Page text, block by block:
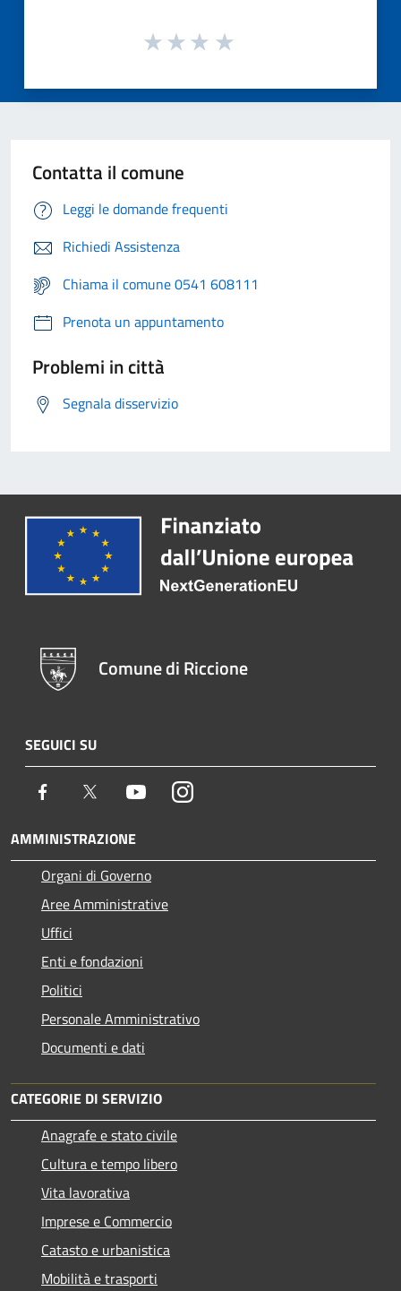
Contatta il comune
Leggi le domande frequenti
Richiedi Assistenza
Chiama il comune 0541 608111
Prenota un appuntamento
Problemi in città
Segnala disservizio
Comune di Riccione
SEGUICI SU
Facebook Twitter YoutubeInstagram
AMMINISTRAZIONE
Organi di Governo
Aree Amministrative
Uffici
Enti e fondazioni
Politici
Personale Amministrativo
Documenti e dati
CATEGORIE DI SERVIZIO
Anagrafe e stato civile
Cultura e tempo libero
Vita lavorativa
Imprese e Commercio
Catasto e urbanistica
Mobilità e trasporti